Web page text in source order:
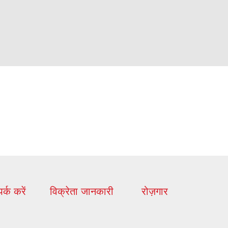
करें विक्रेता जानकारी रोज़गार